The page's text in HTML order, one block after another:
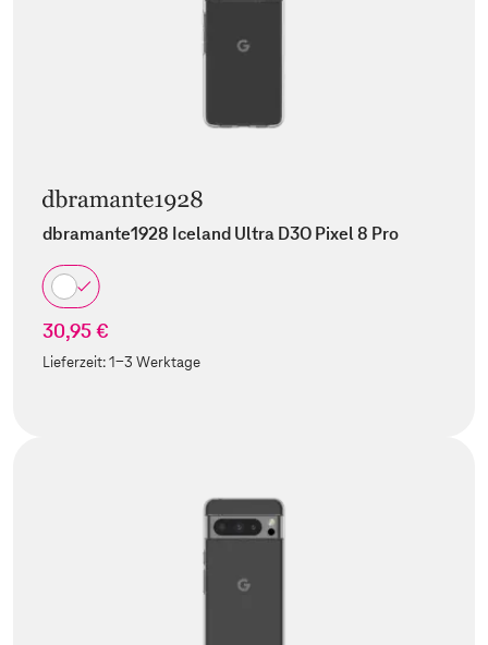
dbramante1928 Iceland Ultra D3O Pixel 8 Pro
30,95 €
Lieferzeit:1-3 Werktage